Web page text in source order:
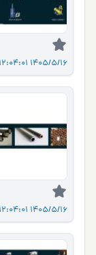
1405/5/16 12:04:01
1405/5/16 12:04:01